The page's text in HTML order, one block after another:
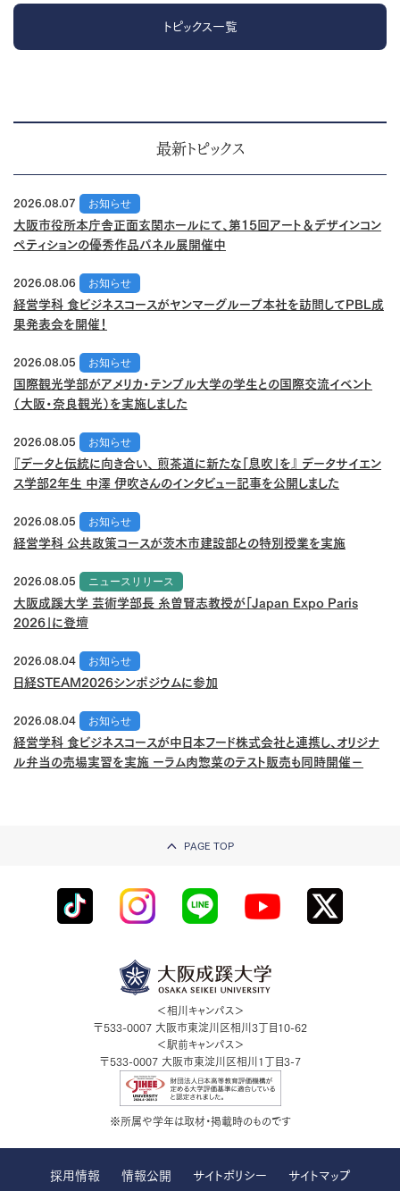
トピックス一覧
最新トピックス
2026.08.07
お知らせ
大阪市役所本庁舎正面玄関ホールにて、第15回アート＆デザインコン
ペティションの優秀作品パネル展開催中
2026.08.06
お知らせ
経営学科 食ビジネスコースがヤンマーグループ本社を訪問してPBL成
果発表会を開催！
2026.08.05
お知らせ
国際観光学部がアメリカ・テンプル大学の学生との国際交流イベント
（大阪・奈良観光）を実施しました
2026.08.05
お知らせ
『データと伝統に向き合い、 煎茶道に新たな「息吹」を』 データサイエン
ス学部2年生 中澤 伊吹さんのインタビュー記事を公開しました
2026.08.05
お知らせ
経営学科 公共政策コースが茨木市建設部との特別授業を実施
2026.08.05
ニュースリリース
大阪成蹊大学 芸術学部長 糸曽賢志教授が「Japan Expo Paris
2026」に登壇
2026.08.04
お知らせ
日経STEAM2026シンポジウムに参加
2026.08.04
お知らせ
経営学科 食ビジネスコースが中日本フード株式会社と連携し、オリジナ
ル弁当の売場実習を実施 ーラム肉惣菜のテスト販売も同時開催－
PAGE TOP
＜相川キャンパス＞
〒533-0007 大阪市東淀川区相川3丁目10-62
＜駅前キャンパス＞
〒533-0007 大阪市東淀川区相川1丁目3-7
※所属や学年は取材・掲載時のものです
採用情報 情報公開 サイトポリシー サイトマップ